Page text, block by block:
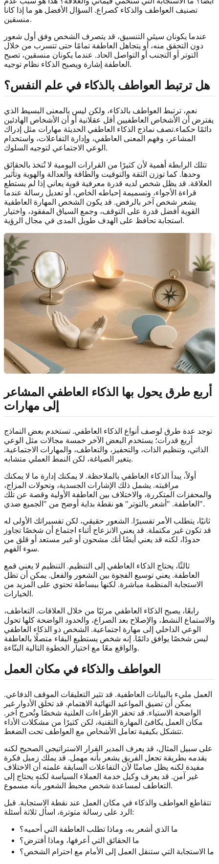
تصنيف العواطف والذكاء كصراع. السؤال الأفضل هو ما إذا كانا
منسقين.
عندما يكونان سيئي التنسيق، قد يتصرف الشخص وفق أول شعور
دون التحقق منه، أو يتجاهل العاطفة تمامًا حتى تتسرب من خلال
التوتر أو التجنب أو التواصل الحاد. عندما يكونان منسقين، تصبح
العاطفة إشارة ويصبح الذكاء نظام توجيه.
هل ترتبط العواطف بالذكاء في علم النفس؟
نعم، ترتبط العواطف بالذكاء، ولكن ليس بالمعنى البسيط الذي
يفترض أن الأشخاص العاطفيين أقل عقلانية أو أن الأشخاص الهادئين
دائمًا حكماء.تصف نماذج الذكاء العاطفي الحديثة مهارات مثل إدراك
المشاعر، وفهم المعنى العاطفي، وإدارة التفاعلات، واستخدام
الوعي الاجتماعي لتوجيه السلوك.
تتلك الرابطة أهمية لأن كثيرًا من القرارات اليومية لا تُتخذ بالحقائق
وحدها. كما توزن الثقة والتوقيت والطاقة والعدالة والهوية وتأثير
العلاقة. قد يظل شخص لديه قدرة معرفية قوية يعاني إذا لم يستطع
قراءة الأجواء، وتسميمة إحباطه الخاص، أو تعديل رسالة عندما
يشعر شخص آخر بالرفض. قد يكون الشخص المهارة العاطفية
القوية أفضل قدرة على التوقف، وجمع السياق المفقود، واختيار
استجابة تحافظ على الهدف طويل المدى في مجال الرؤية.
أربع طرق يحول بها الذكاء العاطفي المشاعر
إلى مهارات
توجد عدة طرق لوصف أنواع الذكاء العاطفي. تستخدم بعض النماذج
أربع قدرات؛ يستخدم البعض الآخر خمسة مجالات مثل الوعي
الذاتي، وتنظيم الذات، والتحفيز، والتعاطف، والمهارات الاجتماعية.
يتغير الصياغة، لكن النمط العملي متشابه.
أولاً، يبدأ الذكاء العاطفي بالملاحظة. لا يمكنك إدارة ما لا يمكنك
مراقبته. يشمل ذلك الإشارات الجسدية، وتحولات المزاج،
والمحفزات المتكررة، والاختلاف بين العاطفة الأولية وقصة عن تلك
العاطفة. "أشعر بالتوتر" هو نقطة بداية أوضح من "الجميع ضدي".
ثانيًا، يتطلب الأمر تفسيرًا. الشعور حقيقي، لكن تفسيراتك الأولى له
قد تكون غير مكتملة. قد يعني الانزعاج أثناء اجتماع أن شخصًا تجاوز
حدودًا، لكنه قد يعني أيضًا أنك مشحون أو غير مستعد أو قلق من
سوء الفهم.
ثالثًا، يحتاج الذكاء العاطفي إلى التنظيم. التنظيم لا يعني قمع
العاطفة. يعني توسيع الفجوة بين الشعور والفعل. يمكن أن تظل
الاستجابة المنظمة مباشرة. لكنها ببساطة تحتوي على المزيد من
الخيارات.
رابعًا، يصبح الذكاء العاطفي مرئيًا من خلال العلاقات. التعاطف،
والاستماع النشط، والإصلاح بعد الصراع، والحدود الواضحة كلها تحول
الوعي الداخلي إلى مهارة اجتماعية. الشخص ذو الذكاء العاطفي
ليس شخصًا يوافق دائمًا. إنه شخص يستطيع البقاء متصلًا بالعاطفة
والواقع معًا مع اختيار الخطوة التالية البنّاءة.
العواطف والذكاء في مكان العمل
العمل مليء بالبيانات العاطفية. قد تثير التعليقات الموقف الدفاعي.
يمكن أن تضيق المواعيد النهائية الاهتمام. قد تخلق الأدوار غير
الواضحة الاستياء. قد تحفز الإطراءات العلنية شخصًا وتُحرج آخر.
مكان العمل يكافئ المهارة التقنية، لكن كثيرًا من مشكلات الأداء
تتشكل بكيفية تعامل الأشخاص مع العواطف تحت الضغط.
على سبيل المثال، قد يعرف المدير القرار الاستراتيجي الصحيح لكنه
يقدمه بطريقة تجعل الفريق يشعر بأنه مهمل. قد يملك زميل فكرة
مفيدة لكنه يظل صامتًا لأن التفاعلات السابقة علمته أن الاختلاف
غير آمن. قد يعرف وكيل خدمة العملاء السياسة لكنه يحتاج إلى
التعاطف لمساعدة شخص محبط الشعور بأنه مسموع.
تتقاطع العواطف والذكاء في مكان العمل عند نقطة الاستجابة. قبل
الرد على رسالة متوترة، اسأل ثلاثة أسئلة:
ما الذي أشعر به، وماذا تطلب العاطفة التي أحميه؟
ما الحقائق التي أعرفها، وماذا أفترض؟
ما الاستجابة التي ستنقل العمل إلى الأمام مع احترام الشخص؟